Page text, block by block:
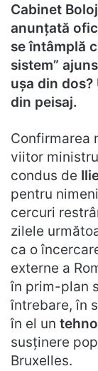
Cabinet
anunțată
se întâmplă
sistem”
ușa din
din peisaj.
Confirmarea
viitor
condus de
pentru
cercuri
zilele
ca o
externe a
în prim-plan
întrebare, în
în el un
susținere
Bruxelles.